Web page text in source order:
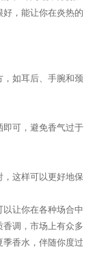
，能让你在炎热的
，如耳后、手腕和颈
即可，避免香气过于
，这样可以更好地保
让你在各种场合中
调，市场上有众多
香水，伴随你度过